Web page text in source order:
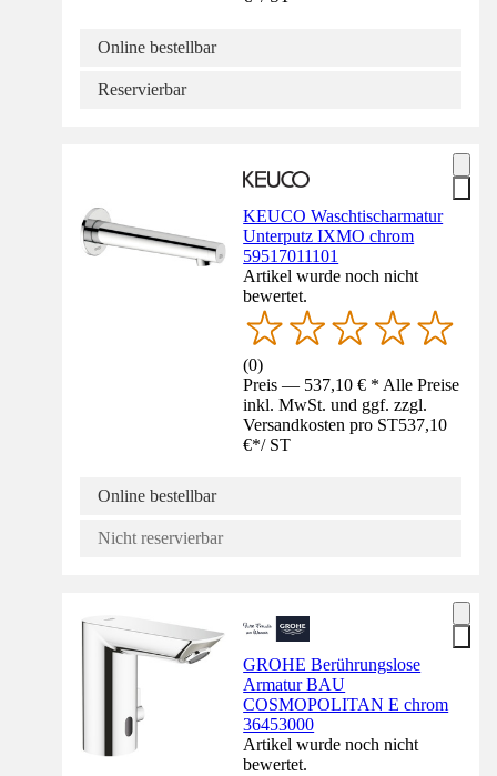
Online bestellbar
Reservierbar
KEUCO Waschtischarmatur
Unterputz IXMO chrom
59517011101
Artikel wurde noch nicht
bewertet.
(0)
Preis — 537,10 € * Alle Preise
inkl. MwSt. und ggf. zzgl.
Versandkosten pro ST537,10
€*/ ST
Online bestellbar
Nicht reservierbar
GROHE Berührungslose
Armatur BAU
COSMOPOLITAN E chrom
36453000
Artikel wurde noch nicht
bewertet.